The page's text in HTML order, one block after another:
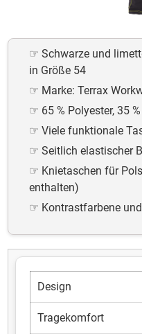
Schwarze und
in Größe 54
Marke: Terrax
65 % Polyester, 35
Viele funktionale
Seitlich elastischer
Knietaschen für
enthalten)
Kontrastfarbene
Design
Tragekomfort